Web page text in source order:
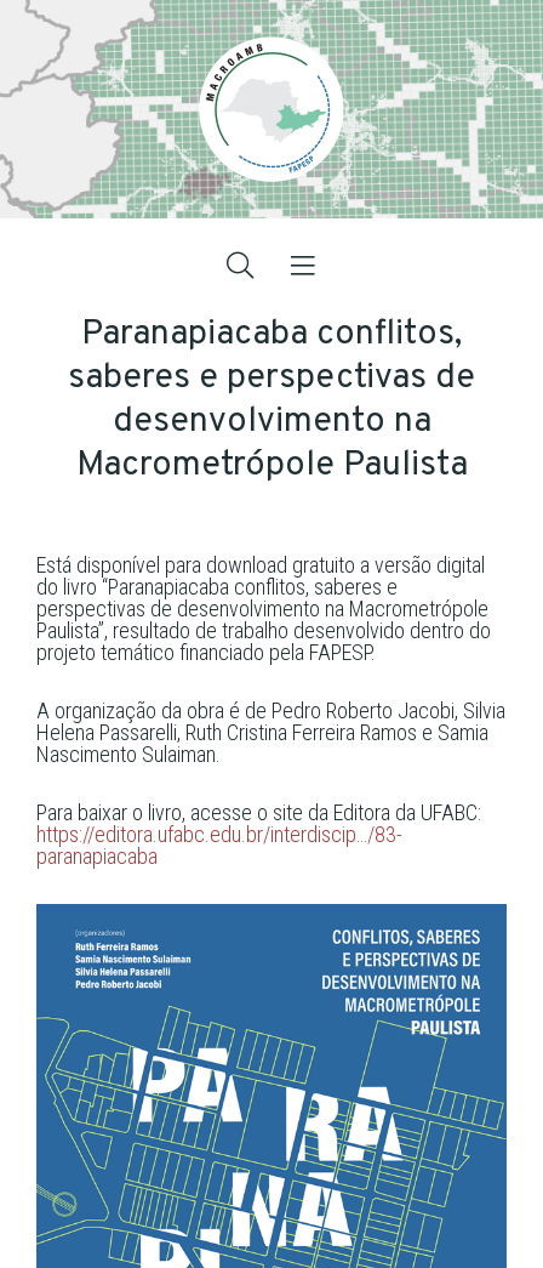
Paranapiacaba conflitos,
saberes e perspectivas de
desenvolvimento na
Macrometrópole Paulista
Está disponível para download gratuito a versão digital
do livro “Paranapiacaba conflitos, saberes e
perspectivas de desenvolvimento na Macrometrópole
Paulista”, resultado de trabalho desenvolvido dentro do
projeto temático financiado pela FAPESP.
A organização da obra é de Pedro Roberto Jacobi, Silvia
Helena Passarelli, Ruth Cristina Ferreira Ramos e Samia
Nascimento Sulaiman.
Para baixar o livro, acesse o site da Editora da UFABC:
https://editora.ufabc.edu.br/interdiscip…/83-
paranapiacaba